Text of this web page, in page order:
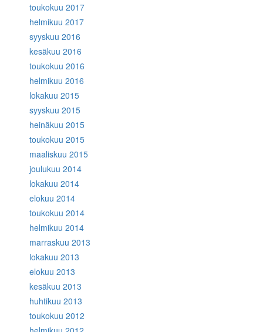
toukokuu 2017
helmikuu 2017
syyskuu 2016
kesäkuu 2016
toukokuu 2016
helmikuu 2016
lokakuu 2015
syyskuu 2015
heinäkuu 2015
toukokuu 2015
maaliskuu 2015
joulukuu 2014
lokakuu 2014
elokuu 2014
toukokuu 2014
helmikuu 2014
marraskuu 2013
lokakuu 2013
elokuu 2013
kesäkuu 2013
huhtikuu 2013
toukokuu 2012